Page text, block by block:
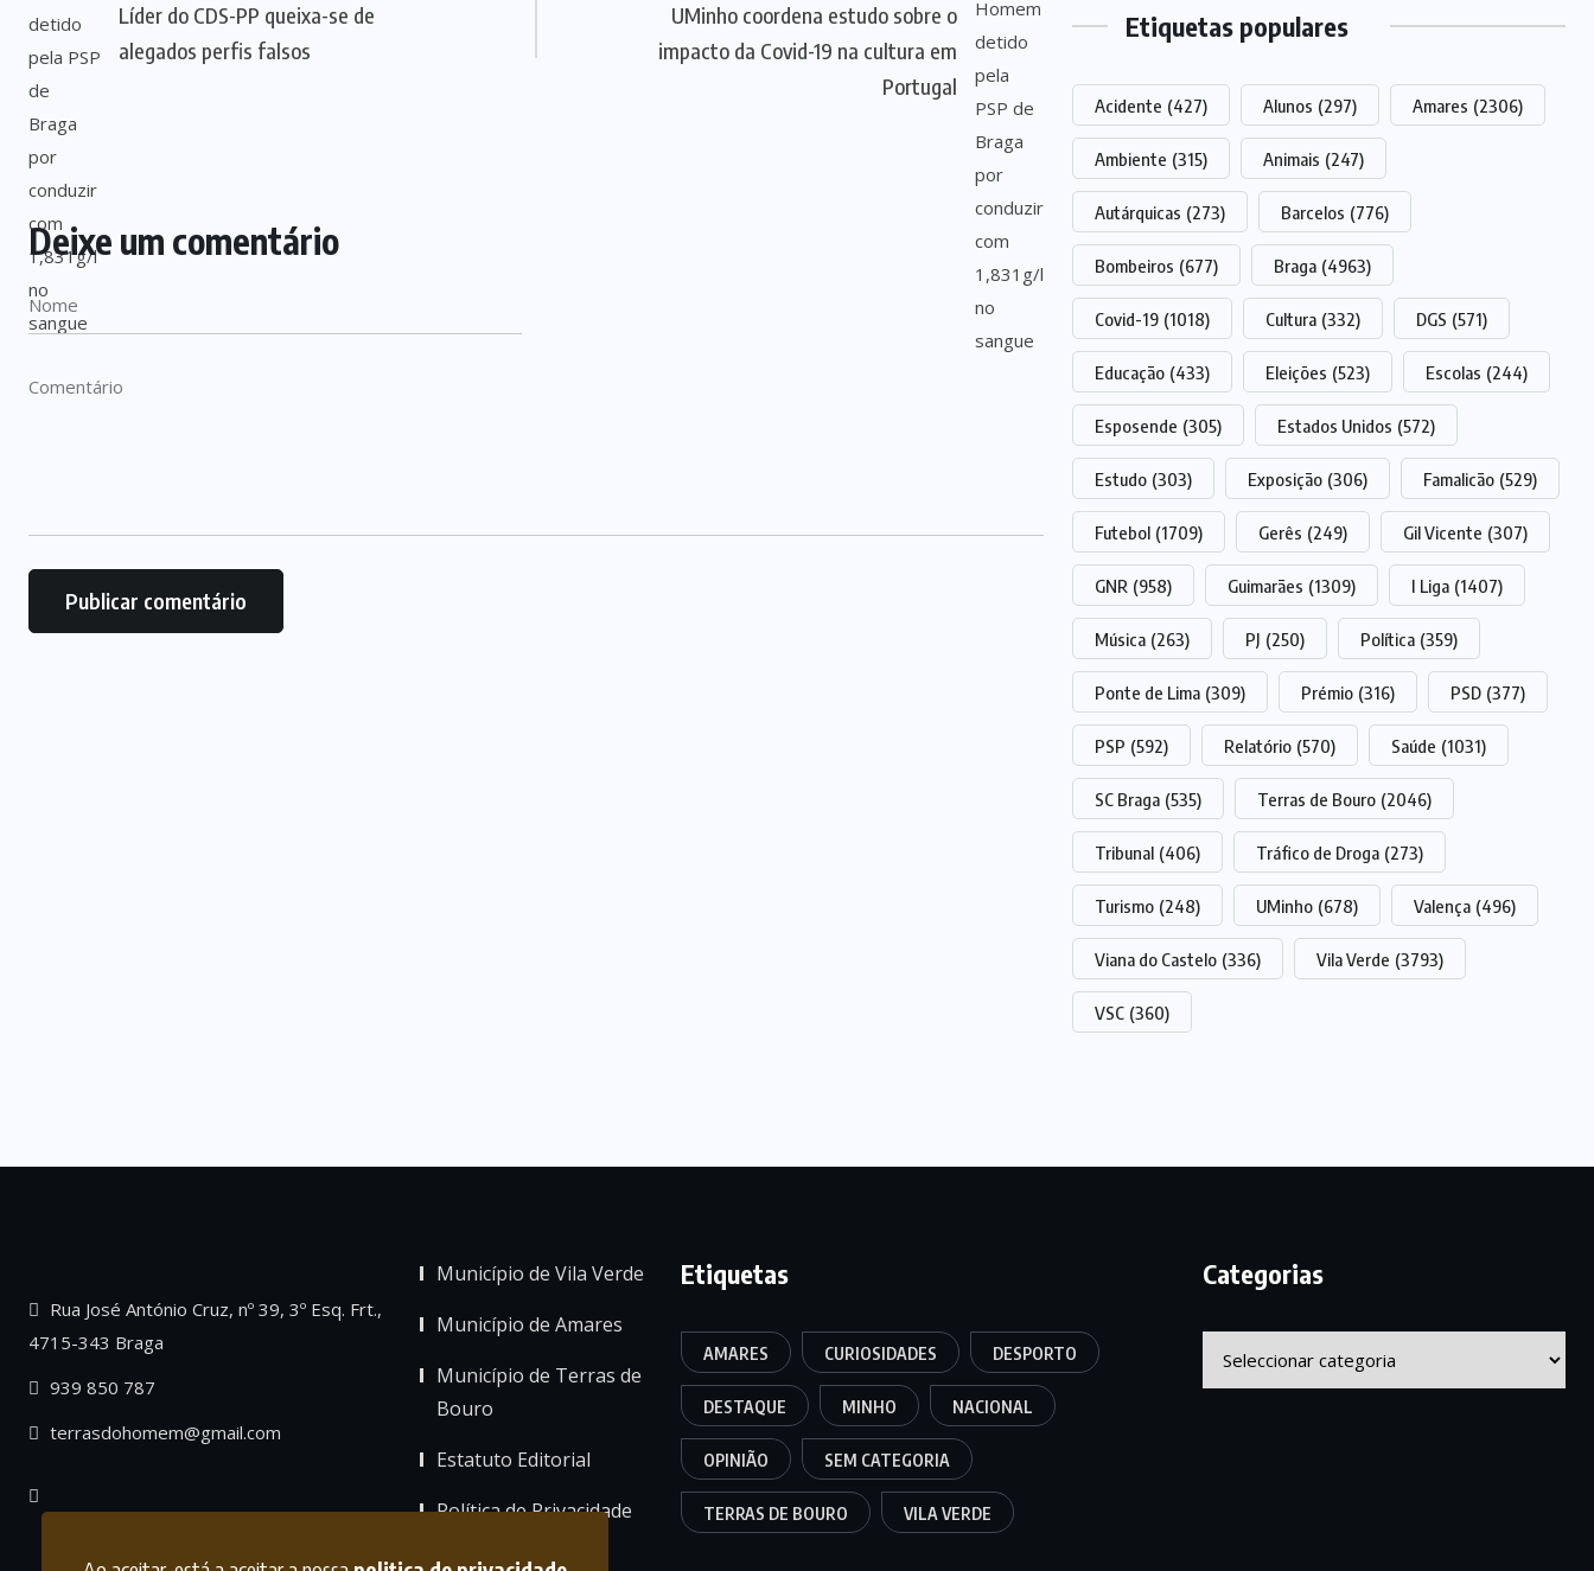
Líder do CDS-PP queixa-se de
alegados perfis falsos
UMinho coordena estudo sobre o
impacto da Covid-19 na cultura em
Portugal
Deixe um comentário
Etiquetas populares
Acidente (427) Alunos (297) Amares (2306)
Ambiente (315) Animais (247)
Autárquicas (273) Barcelos (776)
Bombeiros (677) Braga (4963)
Covid-19 (1018) Cultura (332) DGS (571)
Educação (433) Eleições (523) Escolas (244)
Esposende (305) Estados Unidos (572)
Estudo (303) Exposição (306) Famalicão (529)
Futebol (1709) Gerês (249) Gil Vicente (307)
GNR (958) Guimarães (1309) I Liga (1407)
Música (263) PJ (250) Política (359)
Ponte de Lima (309) Prémio (316) PSD (377)
PSP (592) Relatório (570) Saúde (1031)
SC Braga (535) Terras de Bouro (2046)
Tribunal (406) Tráfico de Droga (273)
Turismo (248) UMinho (678) Valença (496)
Viana do Castelo (336) Vila Verde (3793)
VSC (360)
Rua José António Cruz, nº 39, 3º Esq. Frt.,
4715-343 Braga
939 850 787
terrasdohomem@gmail.com
Município de Vila Verde
Município de Amares
Município de Terras de
Bouro
Estatuto Editorial
Política de Privacidade
Etiquetas
AMARES CURIOSIDADES DESPORTO
DESTAQUE MINHO NACIONAL
OPINIÃO SEM CATEGORIA
TERRAS DE BOURO VILA VERDE
Categorias